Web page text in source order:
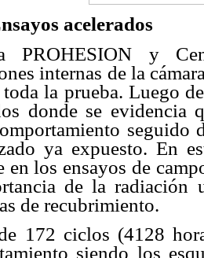
acelerados
PROHESION y
internas de la
toda la prueba. Luego
donde se evidencia
seguido
ya expuesto. En
en los ensayos de
de la radiación
de recubrimiento.
172 ciclos (4128
siendo los